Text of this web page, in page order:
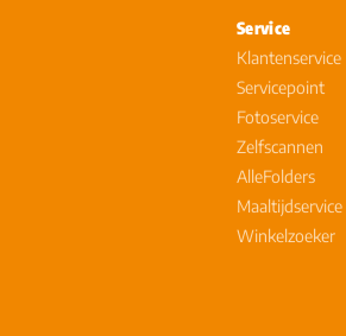
Service
Klantenservice
Servicepoint
Fotoservice
Zelfscannen
AlleFolders
Maaltijdservice
Winkelzoeker